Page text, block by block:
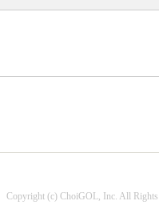
Copyright (c) ChoiGOL, Inc. All Rights